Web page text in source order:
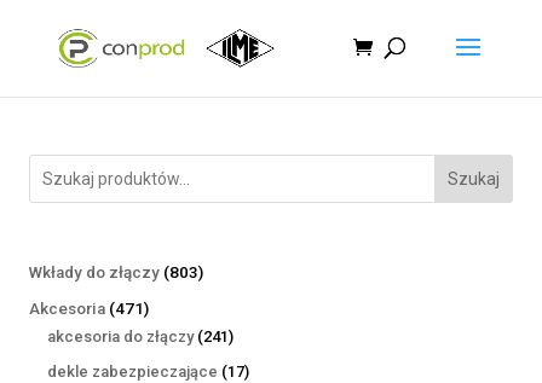
Szukaj
Wkłady do złączy 803803
Akcesoria 471471
produktów
akcesoria do złączy 241241
produktów
dekle zabezpieczające 1717